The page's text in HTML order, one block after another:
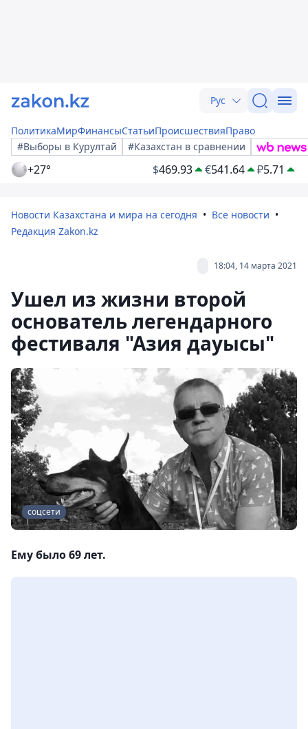
Рус
ПолитикаМирФинансыСтатьиПроисшествияПраво
#Выборы в Курултай
#Казахстан в сравнении
+27° $469.93 €541.64 ₽5.71
Новости Казахстана и мира на сегодня
Все новости
Редакция Zakon.kz
18:04, 14 марта 2021
Ушел из жизни второй
основатель легендарного
фестиваля "Азия дауысы"
соцсети
Ему было 69 лет.